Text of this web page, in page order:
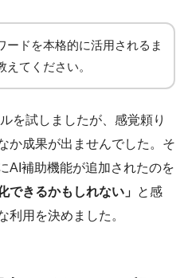
ードを本格的に活用されるま
えてください。
を試しましたが、感覚頼り
か成果が出ませんでした。そ
AI補助機能が追加されたのを
できるかもしれない」 と感
利用を決めました。